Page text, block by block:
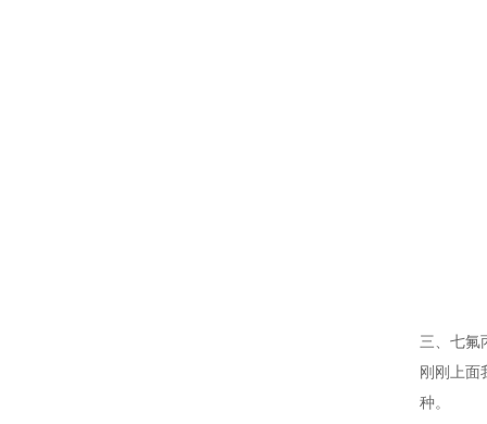
三、七氟
刚刚上面
种。